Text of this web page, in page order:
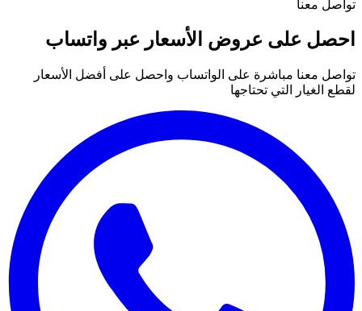
تواصل معنا
احصل على عروض الأسعار عبر واتساب
تواصل معنا مباشرة على الواتساب واحصل على أفضل الأسعار
لقطع الغيار التي تحتاجها